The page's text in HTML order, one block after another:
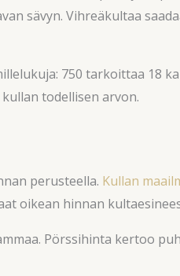
sävyn. Vihreäkultaa
750 tarkoittaa 18
todellisen arvon.
perusteella. Kullan
oikean hinnan
Pörssihinta kertoo